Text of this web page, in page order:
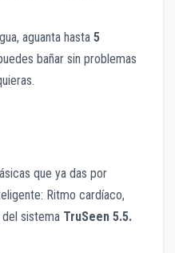
aguanta hasta 5
bañar sin problemas
que ya das por
Ritmo cardíaco,
sistema TruSeen 5.5.